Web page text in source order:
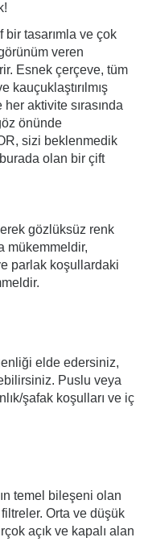
tasarımla ve çok
veren
Esnek çerçeve, tüm
kauçuklaştırılmış
aktivite sırasında
önünde
sizi beklenmedik
olan bir çift
gözlüksüz renk
mükemmeldir,
parlak koşullardaki
elde edersiniz,
Puslu veya
şafak koşulları ve iç
temel bileşeni olan
filtreler. Orta ve düşük
açık ve kapalı alan